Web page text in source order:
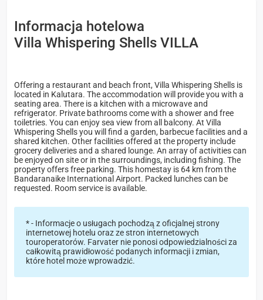
Informacja hotelowa
Villa Whispering Shells VILLA
Offering a restaurant and beach front, Villa Whispering Shells is
located in Kalutara. The accommodation will provide you with a
seating area. There is a kitchen with a microwave and
refrigerator. Private bathrooms come with a shower and free
toiletries. You can enjoy sea view from all balcony. At Villa
Whispering Shells you will find a garden, barbecue facilities and a
shared kitchen. Other facilities offered at the property include
grocery deliveries and a shared lounge. An array of activities can
be enjoyed on site or in the surroundings, including fishing. The
property offers free parking. This homestay is 64 km from the
Bandaranaike International Airport. Packed lunches can be
requested. Room service is available.
* - Informacje o usługach pochodzą z oficjalnej strony
internetowej hotelu oraz ze stron internetowych
touroperatorów. Farvater nie ponosi odpowiedzialności za
całkowitą prawidłowość podanych informacji i zmian,
które hotel może wprowadzić.